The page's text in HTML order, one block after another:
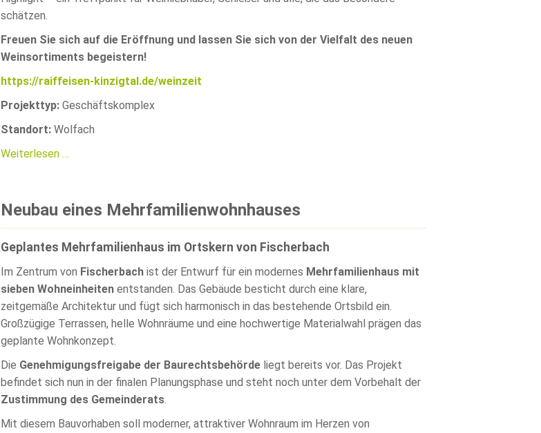
schätzen.
Freuen Sie sich auf die Eröffnung und lassen Sie sich von der Vielfalt des neuen
Weinsortiments begeistern!
https://raiffeisen-kinzigtal.de/weinzeit
Projekttyp: Geschäftskomplex
Standort: Wolfach
Weiterlesen …
zur
Neubau eines Mehrfamilienwohnhauses
Geplantes Mehrfamilienhaus im Ortskern von Fischerbach
Im Zentrum von Fischerbach ist der Entwurf für ein modernes Mehrfamilienhaus mit
sieben Wohneinheiten entstanden. Das Gebäude besticht durch eine klare,
zeitgemäße Architektur und fügt sich harmonisch in das bestehende Ortsbild ein.
Großzügige Terrassen, helle Wohnräume und eine hochwertige Materialwahl prägen das
geplante Wohnkonzept.
Die Genehmigungsfreigabe der Baurechtsbehörde liegt bereits vor. Das Projekt
befindet sich nun in der finalen Planungsphase und steht noch unter dem Vorbehalt der
Zustimmung des Gemeinderats
Mit diesem Bauvorhaben soll moderner, attraktiver Wohnraum im Herzen von